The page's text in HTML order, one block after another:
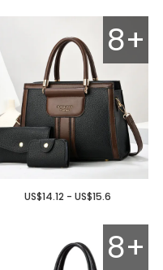
8+
US$14.12 - US$15.6
8+